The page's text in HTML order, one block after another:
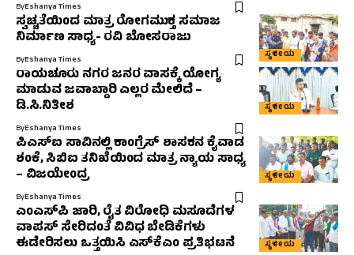
ByEshanya Times
ಸ್ಥಳೀಯ
ಸ್ವಚ್ಚತೆಯಿಂದ ಮಾತ್ರ ರೋಗಮುಕ್ತ ಸಮಾಜ
ನಿರ್ಮಾಣ ಸಾಧ್ಯ- ರವಿ ಬೋಸರಾಜು
ByEshanya Times
ಸ್ಥಳೀಯ
ರಾಯಚೂರು ನಗರ ಜನರ ವಾಸಕ್ಕೆ ಯೋಗ್ಯ
ಮಾಡುವ ಜವಾಬ್ದಾರಿ ಎಲ್ಲರ ಮೇಲಿದೆ –
ಡಿ.ಸಿ.ನಿತೀಶ
ByEshanya Times
ಸ್ಥಳೀಯ
ಪಿಎಸ್‌ಐ ಸಾವಿನಲ್ಲಿ ಕಾಂಗ್ರೆಸ್ ಶಾಸಕನ ಕೈವಾಡ
ಶಂಕೆ, ಸಿಬಿಐ ತನಿಖೆಯಿಂದ ಮಾತ್ರ ನ್ಯಾಯ ಸಾಧ್ಯ
– ವಿಜಯೇಂದ್ರ
ByEshanya Times
ಸ್ಥಳೀಯ
ಎಂಎಸ್‌ಪಿ ಜಾರಿ, ರೈತ ವಿರೋಧಿ ಮಸೂದೆಗಳ
ವಾಪಸ್ ಸೇರಿದಂತೆ ವಿವಿಧ ಬೇಡಿಕೆಗಳು
ಈಡೇರಿಸಲು ಒತ್ತಯಿಸಿ ಎಸ್‌ಕೆಎಂ ಪ್ರತಿಭಟನೆ